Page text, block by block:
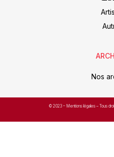
Nos
© 2023 – Mentions légales – Tous